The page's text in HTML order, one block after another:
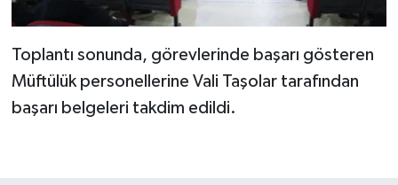
Toplantı sonunda, görevlerinde başarı gösteren
Müftülük personellerine Vali Taşolar tarafından
başarı belgeleri takdim edildi.
Gümüşhane Müftülüğü
Hakkari Müftülüğü
Hatay Müftülüğü